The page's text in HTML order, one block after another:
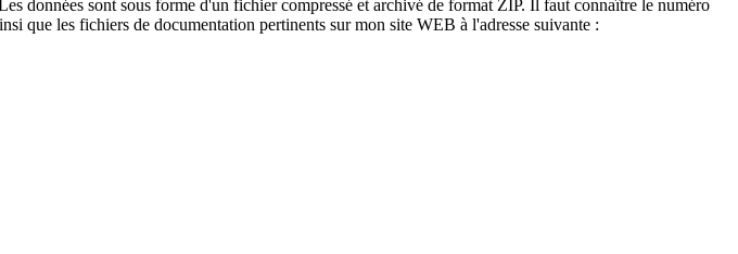
données sont sous forme d'un fichier compressé et archivé de format ZIP. Il faut connaître le numéro
que les fichiers de documentation pertinents sur mon site WEB à l'adresse suivante :